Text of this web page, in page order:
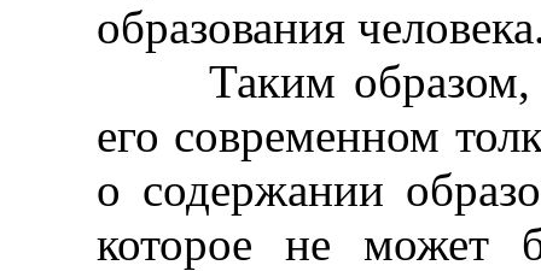
образования
Таким образом,
его современном
о содержании
которое не может